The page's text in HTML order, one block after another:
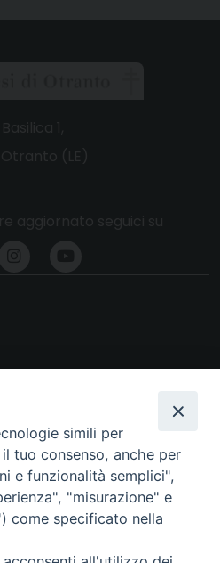
simili per
tuo consenso, anche per
e funzionalità semplici",
"misurazione" e
come specificato nella